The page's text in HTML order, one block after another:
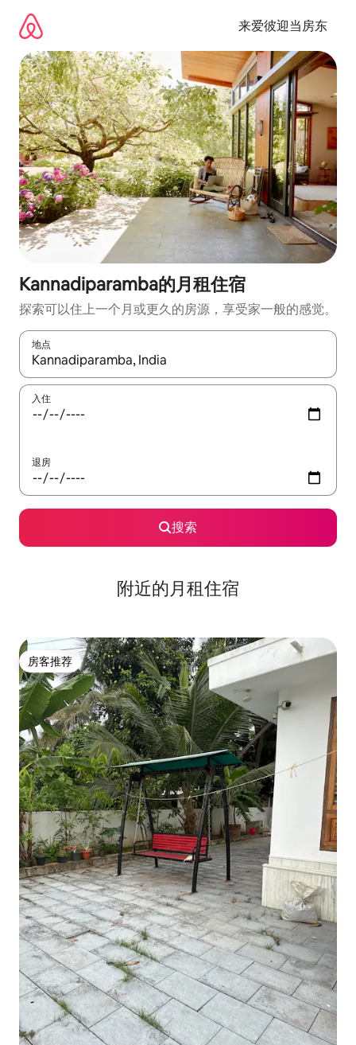
来爱彼迎当房东
Kannadiparamba的月租住宿
探索可以住上一个月或更久的房源，享受家一般的感觉。
地点
如有搜索结果，请使用上下方向键查看，或通过点击或滑动手势
入住
退房
搜索
附近的月租住宿
房客推荐
房客推荐